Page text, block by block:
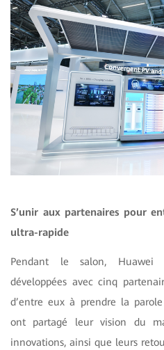
S’unir aux partenaires pour
ultra-rapide
Pendant le salon, Huawei
développées avec cinq
d’entre eux à prendre la
ont partagé leur vision du
innovations, ainsi que leurs